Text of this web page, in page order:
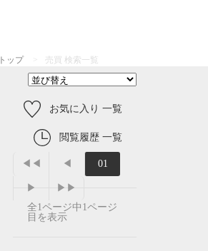
トップ > 売買 検索一覧
お気に入り 一覧
閲覧履歴 一覧
◀◀ ◀ 01
▶
▶▶
全1ページ中1ページ
目を表示